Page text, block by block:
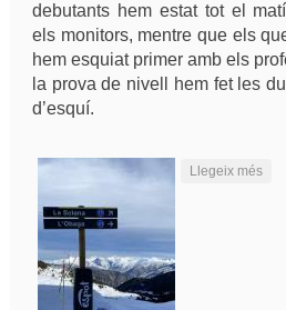
debutants hem estat tot el
els monitors, mentre que els
hem esquiat primer amb els
la prova de nivell hem fet les
d’esquí.
Llegeix més